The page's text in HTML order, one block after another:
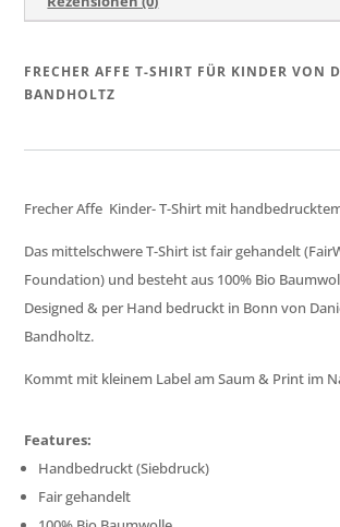
FRECHER AFFE T-SHIRT FÜR KINDER VON
BANDHOLTZ
Frecher Affe Kinder- T-Shirt mit
Das mittelschwere T-Shirt ist fair gehandelt
Foundation) und besteht aus 100% Bio
Designed & per Hand bedruckt in Bonn von
Bandholtz.
Kommt mit kleinem Label am Saum & Print im
Features:
Handbedruckt (Siebdruck)
Fair gehandelt